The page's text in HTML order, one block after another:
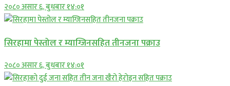
२०८० असार ६, बुधबार १४:०१
सिरहामा पेस्तोल र म्याग्जिनसहित तीनजना पक्राउ
२०८० असार ६, बुधबार १४:०१